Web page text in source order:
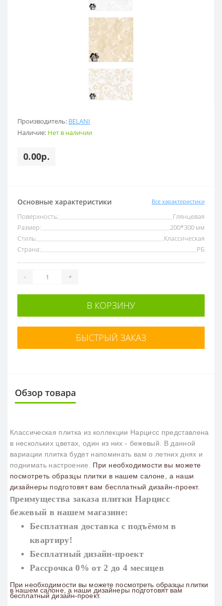
Производитель: BELANI
Наличие: Нет в наличии
0.00р.
Основные характеристики Все характеристики
Поверхность:
Глянцевая
Размер:
200*300 мм
Стиль:
Классическая
Страна:
РБ
- +
В КОРЗИНУ
БЫСТРЫЙ ЗАКАЗ
Обзор товара
Классическая плитка из коллекции Нарцисс представлена
в нескольких цветах, один из них - бежевый. В данной
вариации плитка будет напоминать вам о летних днях и
поднимать настроение. При необходимости вы можете
посмотреть образцы плитки в нашем салоне, а наши
дизайнеры подготовят вам бесплатный дизайн-проект.
Преимущества заказа плитки Нарцисс
бежевый в нашем магазине:
Бесплатная доставка с подъёмом в
квартиру!
Бесплатный дизайн-проект
Рассрочка 0% от 2 до 4 месяцев
При необходимости вы можете посмотреть образцы плитки
в нашем салоне, а наши дизайнеры подготовят вам
бесплатный дизайн-проект.